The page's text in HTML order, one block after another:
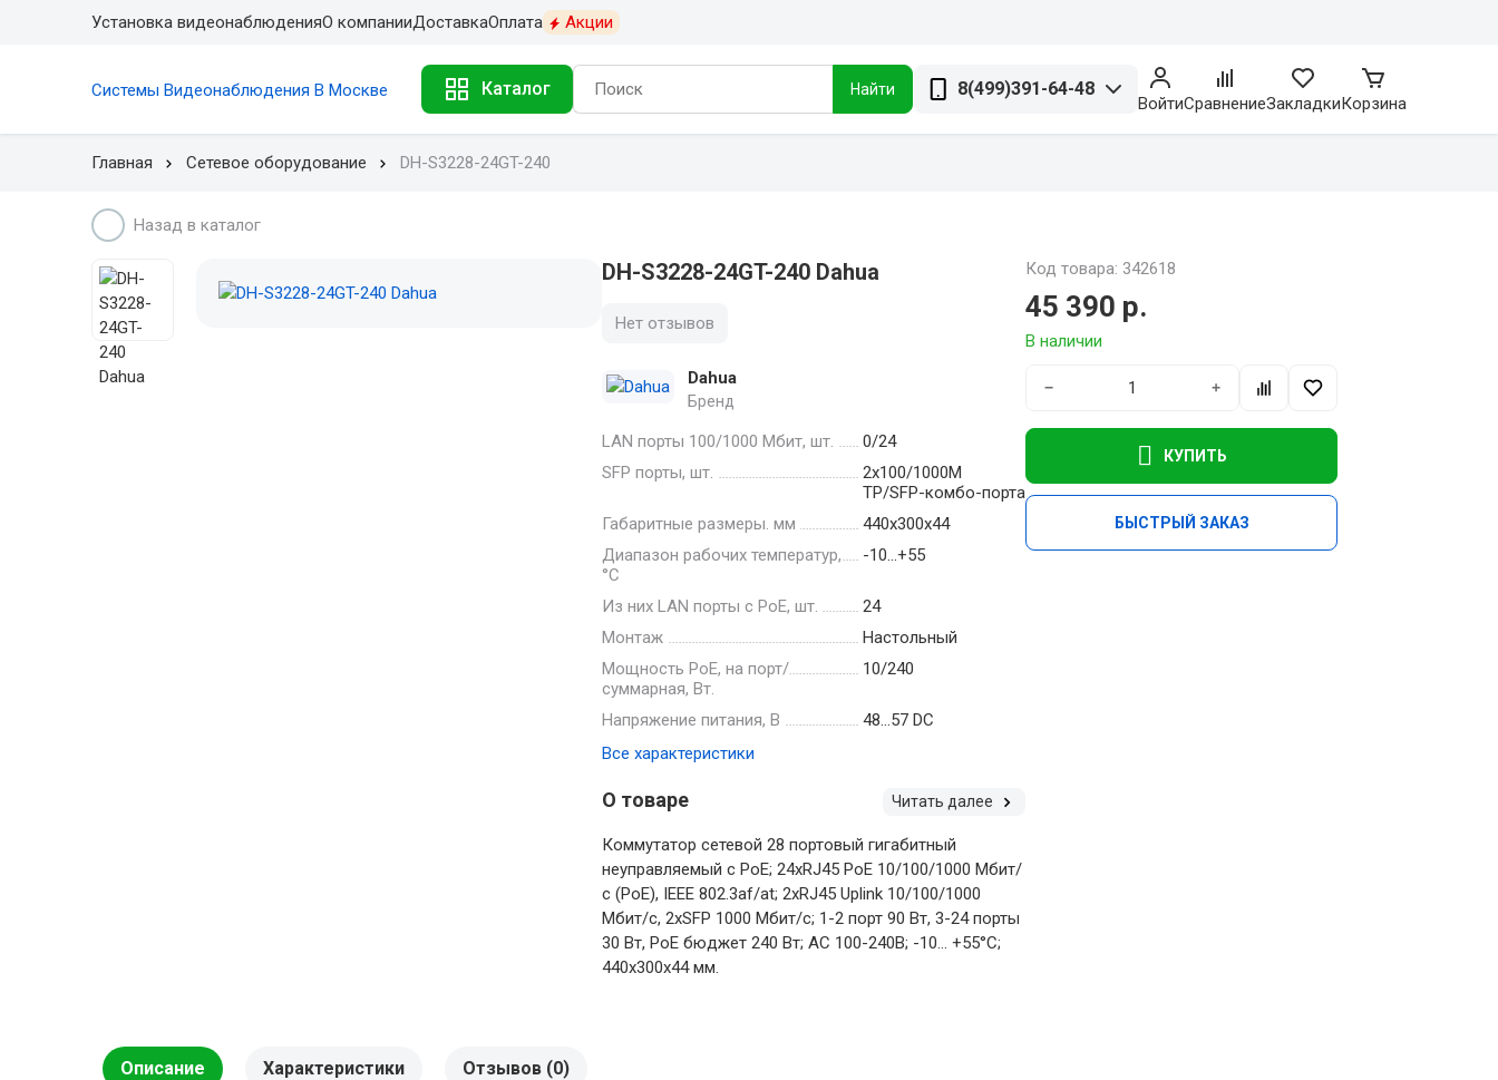
Установка видеонаблюденияО компанииДоставкаОплата Акции
Системы Видеонаблюдения В Москве Каталог Найти 8(499)391-64-48
ВойтиСравнениеЗакладкиКорзина
Главная Сетевое оборудование DH-S3228-24GT-240
Назад в каталог
DH-S3228-24GT-240 Dahua
Нет отзывов
Dahua
Бренд
LAN порты 100/1000 Мбит, шт.
0/24
SFP порты, шт.
2х100/1000M
TP/SFP-комбо-порта
Габаритные размеры. мм
440х300х44
Диапазон рабочих температур,
°С
-10…+55
Из них LAN порты с PoE, шт.
24
Монтаж
Настольный
Мощность РоЕ, на порт/
суммарная, Вт.
10/240
Напряжение питания, В
48…57 DC
Все характеристики
О товаре Читать далее
Коммутатор сетевой 28 портовый гигабитный
неуправляемый c PoE; 24xRJ45 PoE 10/100/1000 Мбит/
с (PoE), IEEE 802.3af/at; 2xRJ45 Uplink 10/100/1000
Мбит/с, 2xSFP 1000 Мбит/с; 1-2 порт 90 Вт, 3-24 порты
30 Вт, PoE бюджет 240 Вт; AC 100-240В; -10... +55°C;
440х300х44 мм.
Код товара: 342618
45 390 р.
В наличии
− +
КУПИТЬ
БЫСТРЫЙ ЗАКАЗ
Описание Характеристики Отзывов (0)